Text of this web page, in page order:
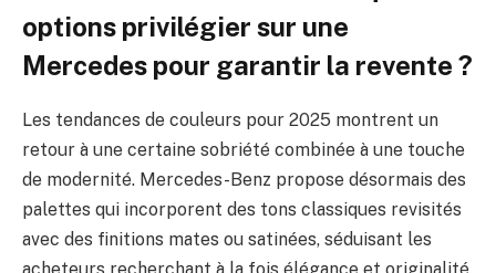
options privilégier sur une
Mercedes pour garantir la revente ?
Les tendances de couleurs pour 2025 montrent un
retour à une certaine sobriété combinée à une touche
de modernité. Mercedes-Benz propose désormais des
palettes qui incorporent des tons classiques revisités
avec des finitions mates ou satinées, séduisant les